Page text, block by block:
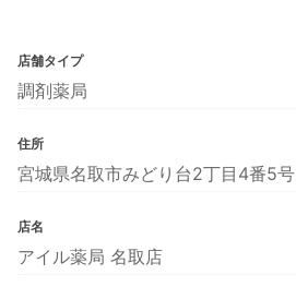
店舗タイプ
調剤薬局
住所
宮城県名取市みどり台2丁目4番5号
店名
アイル薬局 名取店